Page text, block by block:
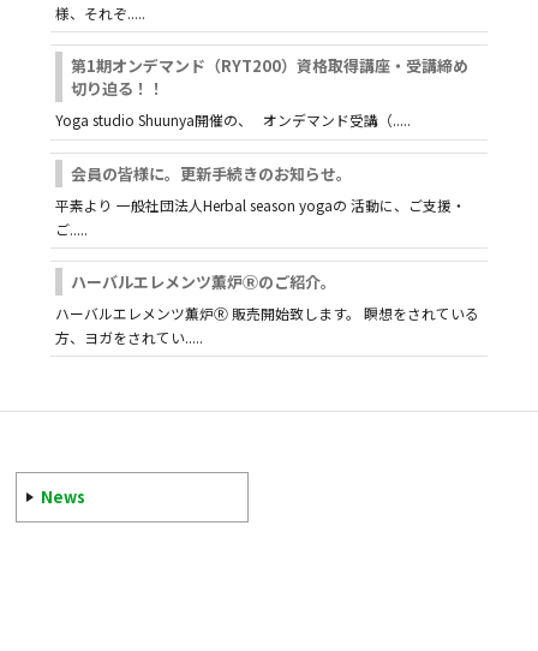
様、それぞ.....
第1期オンデマンド（RYT200）資格取得講座・受講締め
切り迫る！！
Yoga studio Shuunya開催の、 オンデマンド受講（.....
会員の皆様に。更新手続きのお知らせ。
平素より 一般社団法人Herbal season yogaの 活動に、ご支援・
ご.....
ハーバルエレメンツ薫炉Ⓡのご紹介。
ハーバルエレメンツ薫炉Ⓡ 販売開始致します。 瞑想をされている
方、ヨガをされてい.....
News